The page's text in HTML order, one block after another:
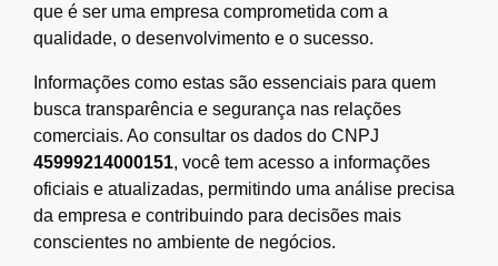
que é ser uma empresa comprometida com a
qualidade, o desenvolvimento e o sucesso.
Informações como estas são essenciais para quem
busca transparência e segurança nas relações
comerciais. Ao consultar os dados do CNPJ
45999214000151, você tem acesso a informações
oficiais e atualizadas, permitindo uma análise precisa
da empresa e contribuindo para decisões mais
conscientes no ambiente de negócios.